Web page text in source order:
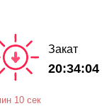
Закат
20:34:04
10 сек